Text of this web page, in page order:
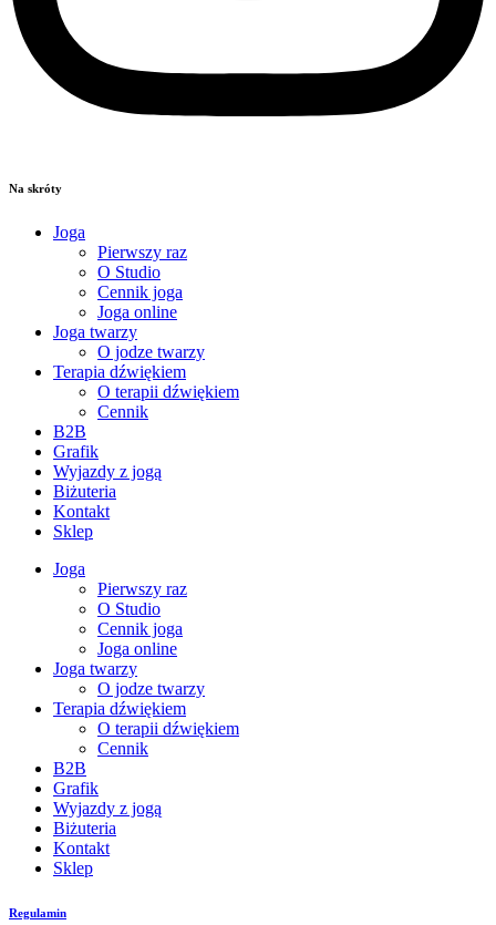
Na skróty
Joga
Pierwszy raz
O Studio
Cennik joga
Joga online
Joga twarzy
O jodze twarzy
Terapia dźwiękiem
O terapii dźwiękiem
Cennik
B2B
Grafik
Wyjazdy z jogą
Biżuteria
Kontakt
Sklep
Joga
Pierwszy raz
O Studio
Cennik joga
Joga online
Joga twarzy
O jodze twarzy
Terapia dźwiękiem
O terapii dźwiękiem
Cennik
B2B
Grafik
Wyjazdy z jogą
Biżuteria
Kontakt
Sklep
Regulamin